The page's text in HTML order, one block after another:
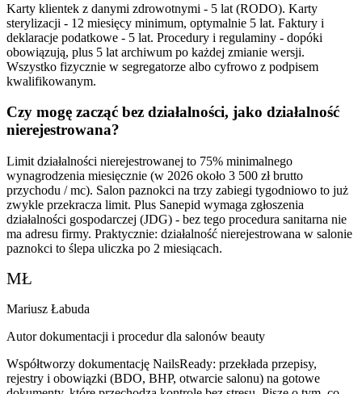
Karty klientek z danymi zdrowotnymi - 5 lat (RODO). Karty
sterylizacji - 12 miesięcy minimum, optymalnie 5 lat. Faktury i
deklaracje podatkowe - 5 lat. Procedury i regulaminy - dopóki
obowiązują, plus 5 lat archiwum po każdej zmianie wersji.
Wszystko fizycznie w segregatorze albo cyfrowo z podpisem
kwalifikowanym.
Czy mogę zacząć bez działalności, jako działalność
nierejestrowana?
Limit działalności nierejestrowanej to 75% minimalnego
wynagrodzenia miesięcznie (w 2026 około 3 500 zł brutto
przychodu / mc). Salon paznokci na trzy zabiegi tygodniowo to już
zwykle przekracza limit. Plus Sanepid wymaga zgłoszenia
działalności gospodarczej (JDG) - bez tego procedura sanitarna nie
ma adresu firmy. Praktycznie: działalność nierejestrowana w salonie
paznokci to ślepa uliczka po 2 miesiącach.
MŁ
Mariusz Łabuda
Autor dokumentacji i procedur dla salonów beauty
Współtworzy dokumentację NailsReady: przekłada przepisy,
rejestry i obowiązki (BDO, BHP, otwarcie salonu) na gotowe